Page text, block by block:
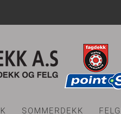
SOMMERDEKK